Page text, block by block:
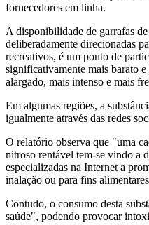
fornecedores em linha.
A disponibilidade de garrafas
deliberadamente direcionadas
recreativos, é um ponto de
significativamente mais barato
alargado, mais intenso e mais
Em algumas regiões, a
igualmente através das redes
O relatório observa que "uma
nitroso rentável tem-se vindo a
especializadas na Internet a
inalação ou para fins
Contudo, o consumo desta
saúde", podendo provocar